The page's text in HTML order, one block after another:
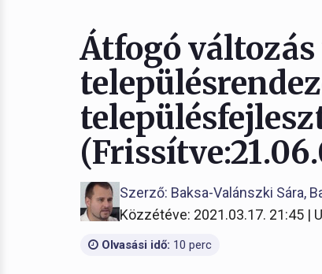
Átfogó
Szerző: Baksa-Valánszki Sára,
Közzétéve: 2021.03.17. 21:45 |
Olvasási idő: 10 perc